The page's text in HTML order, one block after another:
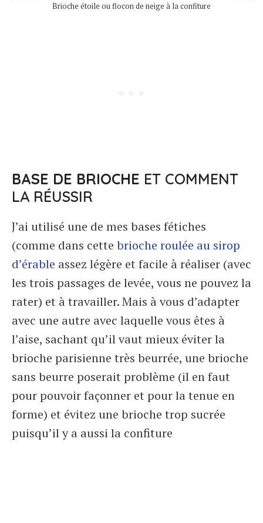
Brioche étoile ou flocon de neige à la confiture
BASE DE BRIOCHE ET COMMENT
LA RÉUSSIR
J’ai utilisé une de mes bases fétiches
(comme dans cette brioche roulée au sirop
d’érable assez légère et facile à réaliser (avec
les trois passages de levée, vous ne pouvez la
rater) et à travailler. Mais à vous d’adapter
avec une autre avec laquelle vous êtes à
l’aise, sachant qu’il vaut mieux éviter la
brioche parisienne très beurrée, une brioche
sans beurre poserait problème (il en faut
pour pouvoir façonner et pour la tenue en
forme) et évitez une brioche trop sucrée
puisqu’il y a aussi la confiture